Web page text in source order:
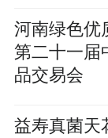
河南绿色优
第二十一届
品交易会
益寿真菌天